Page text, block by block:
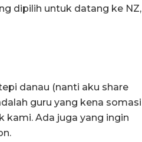
dipilih untuk datang ke NZ,
danau (nanti aku share
guru yang kena somasi
kami. Ada juga yang ingin